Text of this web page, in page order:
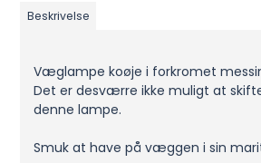
Beskrivelse
Væglampe koøje i forkromet
Det er desværre ikke muligt at
denne lampe.
Smuk at have på væggen i sin